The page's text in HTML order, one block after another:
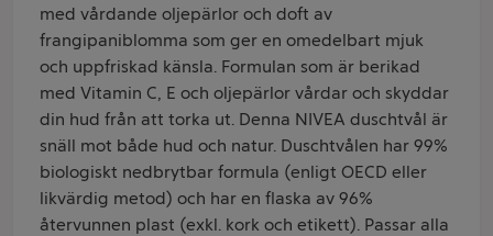
med vårdande oljepärlor och doft av
frangipaniblomma som ger en omedelbart mjuk
och uppfriskad känsla. Formulan som är berikad
med Vitamin C, E och oljepärlor vårdar och skyddar
din hud från att torka ut. Denna NIVEA duschtvål är
snäll mot både hud och natur. Duschtvålen har 99%
biologiskt nedbrytbar formula (enligt OECD eller
likvärdig metod) och har en flaska av 96%
återvunnen plast (exkl. kork och etikett). Passar alla